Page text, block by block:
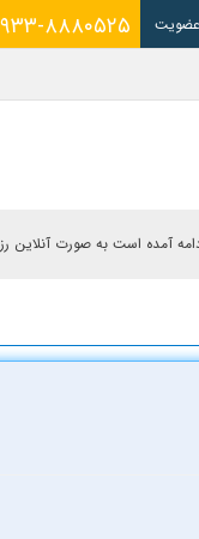
۰۹۳۳- عضویت
آمده است به صورت آنلاین